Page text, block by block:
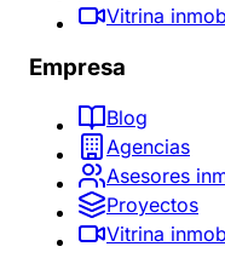
Vitrina
Empresa
Blog
Agencias
Asesores
Proyectos
Vitrina